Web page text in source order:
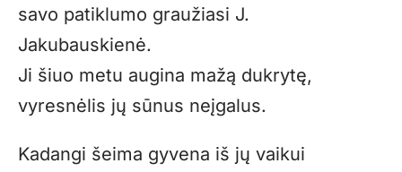
savo patiklumo graužiasi J.
Jakubauskienė.
Ji šiuo metu augina mažą dukrytę,
vyresnėlis jų sūnus neįgalus.
Kadangi šeima gyvena iš jų vaikui